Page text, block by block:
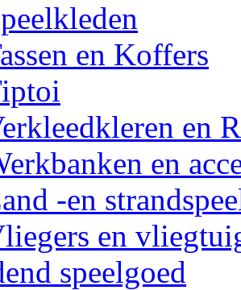
en Koffers
en
en
-en
en
speelgoed